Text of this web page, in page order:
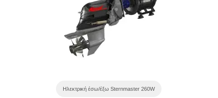
Ηλεκτρική έσω/έξω Sternmaster 260W